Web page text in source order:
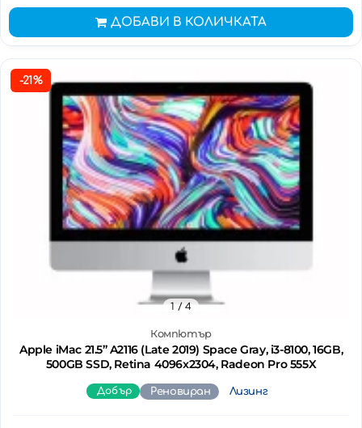
ДОБАВИ В КОЛИЧКАТА
-21%
Компютър
Apple iMac 21.5’’ A2116 (Late 2019) Space Gray, i3-8100, 16GB,
500GB SSD, Retina 4096x2304, Radeon Pro 555X
1 / 4
Добър Реновиран Лизинг